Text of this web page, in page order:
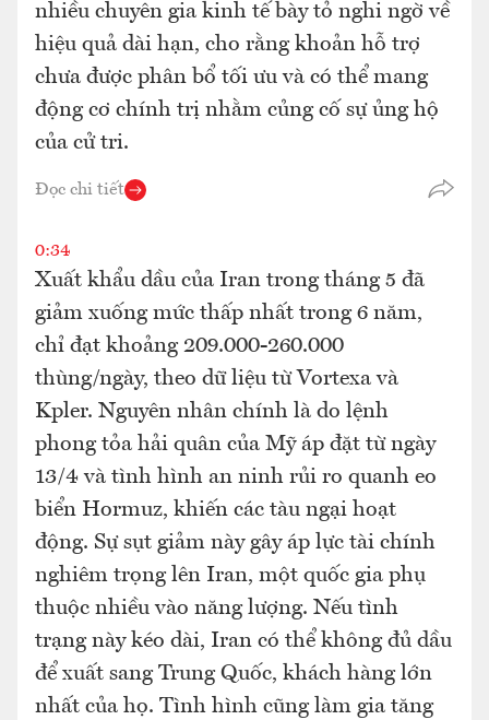
nhiều chuyên gia kinh tế bày tỏ nghi ngờ về
hiệu quả dài hạn, cho rằng khoản hỗ trợ
chưa được phân bổ tối ưu và có thể mang
động cơ chính trị nhằm củng cố sự ủng hộ
của cử tri.
Đọc chi tiết
0:34
Xuất khẩu dầu của Iran trong tháng 5 đã
giảm xuống mức thấp nhất trong 6 năm,
chỉ đạt khoảng 209.000-260.000
thùng/ngày, theo dữ liệu từ Vortexa và
Kpler. Nguyên nhân chính là do lệnh
phong tỏa hải quân của Mỹ áp đặt từ ngày
13/4 và tình hình an ninh rủi ro quanh eo
biển Hormuz, khiến các tàu ngại hoạt
động. Sự sụt giảm này gây áp lực tài chính
nghiêm trọng lên Iran, một quốc gia phụ
thuộc nhiều vào năng lượng. Nếu tình
trạng này kéo dài, Iran có thể không đủ dầu
để xuất sang Trung Quốc, khách hàng lớn
nhất của họ. Tình hình cũng làm gia tăng